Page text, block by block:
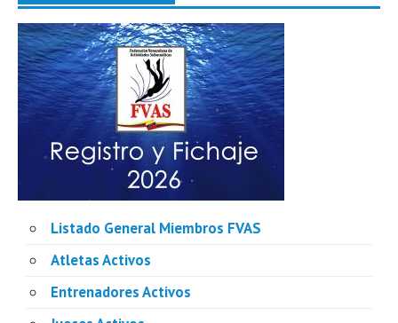
Listado General Miembros FVAS
Atletas Activos
Entrenadores Activos